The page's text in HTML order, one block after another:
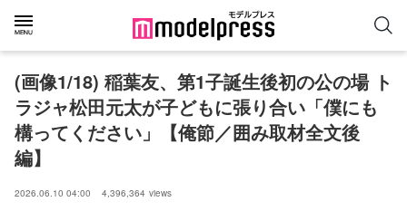
(画像1/18) 稲葉友、第1子誕生後初の公の場 ト
ラジャ松田元太が子どもに張り合い「僕にも
構ってください」【俺節／囲み取材全文後
編】
2026.06.10 04:00 4,396,364 views